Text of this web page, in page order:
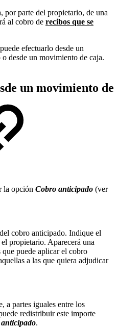
por parte del propietario, de una
al cobro de recibos que se
efectuarlo desde un
desde un movimiento de caja.
un movimiento de
la opción Cobro anticipado (ver
cobro anticipado. Indique el
propietario. Aparecerá una
que puede aplicar el cobro
a las que quiera adjudicar
a partes iguales entre los
redistribuir este importe
.